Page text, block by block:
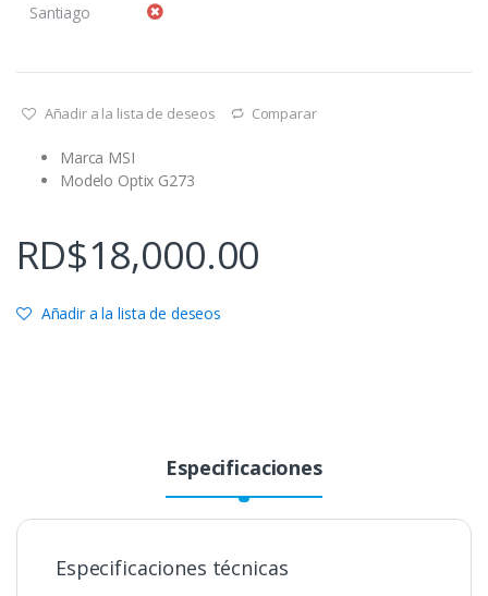
Santiago
Añadir a la lista de deseos Comparar
Marca MSI
Modelo Optix G273
RD$18,000.00
Añadir a la lista de deseos
Especificaciones
Especificaciones técnicas